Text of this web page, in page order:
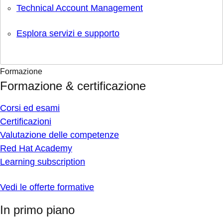
Technical Account Management
Esplora servizi e supporto
Formazione
Formazione & certificazione
Corsi ed esami
Certificazioni
Valutazione delle competenze
Red Hat Academy
Learning subscription
Vedi le offerte formative
In primo piano